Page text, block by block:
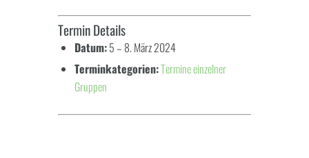
Termin Details
Datum:5– 8. März 2024
Terminkategorien:Termine einzelner
Gruppen